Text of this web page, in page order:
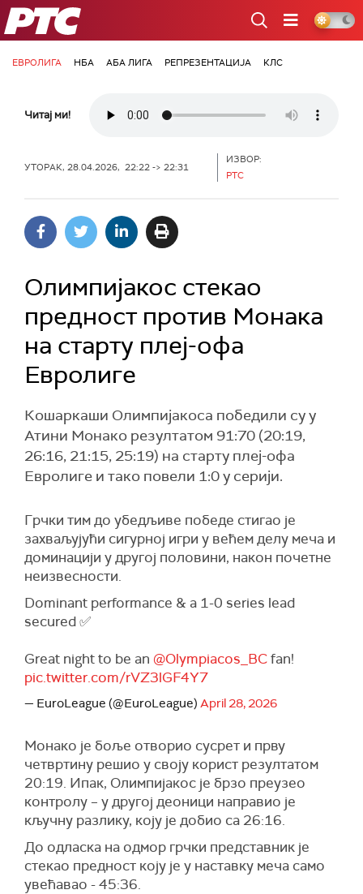
РТС
ЕВРОЛИГА НБА АБА ЛИГА РЕПРЕЗЕНТАЦИЈА КЛС
Читај ми!
УТОРАК, 28.04.2026, 22:22 -> 22:31
ИЗВОР:
РТС
Олимпијакос стекао
предност против Монака
на старту плеј-офа
Евролиге
Кошаркаши Олимпијакоса победили су у
Атини Монако резултатом 91:70 (20:19,
26:16, 21:15, 25:19) на старту плеј-офа
Евролиге и тако повели 1:0 у серији.
Грчки тим до убедљиве победе стигао је
захваљујући сигурној игри у већем делу меча и
доминацији у другој половини, након почетне
неизвесности.
Dominant performance & a 1-0 series lead
secured ✅
Great night to be an @Olympiacos_BCfan!
pic.twitter.com/rVZ3lGF4Y7
— EuroLeague (@EuroLeague) April 28, 2026
Монако је боље отворио сусрет и прву
четвртину решио у своју корист резултатом
20:19. Ипак, Олимпијакос је брзо преузео
контролу – у другој деоници направио је
кључну разлику, коју је добио са 26:16.
До одласка на одмор грчки представник је
стекао предност коју је у наставку меча само
увећавао - 45:36.